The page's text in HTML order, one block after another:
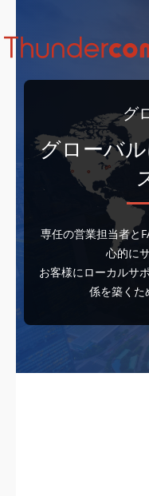
グ
グローバ
専任の営業担当者と
心的に
お客様にローカルサ
係を築くた